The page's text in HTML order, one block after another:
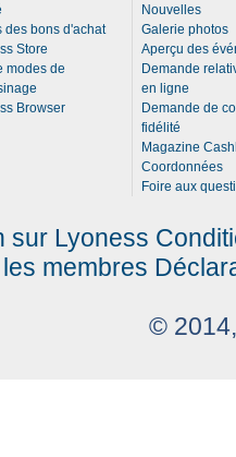
des bons d'achat
Store
modes de
Browser
Nouvelles
Galerie photos
Aperçu des
Demande
en ligne
Demande de
fidélité
Magazine
Coordonnées
Foire aux
sur Lyoness
membres
©